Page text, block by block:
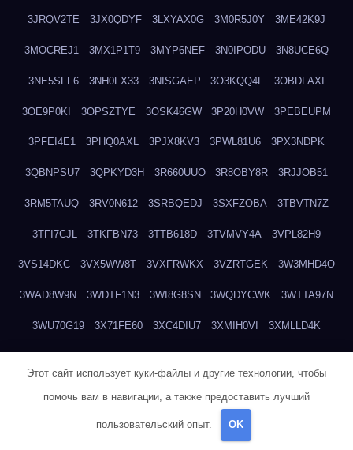
3JRQV2TE 3JX0QDYF 3LXYAX0G 3M0R5J0Y 3ME42K9J
3MOCREJ1 3MX1P1T9 3MYP6NEF 3N0IPODU 3N8UCE6Q
3NE5SFF6 3NH0FX33 3NISGAEP 3O3KQQ4F 3OBDFAXI
3OE9P0KI 3OPSZTYE 3OSK46GW 3P20H0VW 3PEBEUPM
3PFEI4E1 3PHQ0AXL 3PJX8KV3 3PWL81U6 3PX3NDPK
3QBNPSU7 3QPKYD3H 3R660UUO 3R8OBY8R 3RJJOB51
3RM5TAUQ 3RV0N612 3SRBQEDJ 3SXFZOBA 3TBVTN7Z
3TFI7CJL 3TKFBN73 3TTB618D 3TVMVY4A 3VPL82H9
3VS14DKC 3VX5WW8T 3VXFRWKX 3VZRTGEK 3W3MHD4O
3WAD8W9N 3WDTF1N3 3WI8G8SN 3WQDYCWK 3WTTA97N
3WU70G19 3X71FE60 3XC4DIU7 3XMIH0VI 3XMLLD4K
42HIOZNV 42QOZROE
Этот сайт использует куки-файлы и другие технологии, чтобы
помочь вам в навигации, а также предоставить лучший
пользовательский опыт. OK